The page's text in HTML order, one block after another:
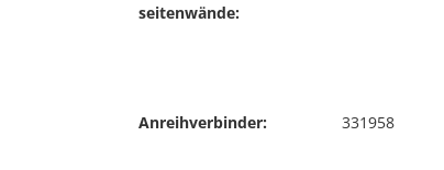
seitenwände:
Anreihverbinder: 331958